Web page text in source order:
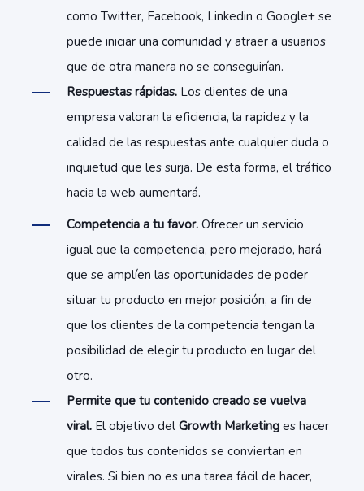
como Twitter, Facebook, Linkedin o Google+ se
puede iniciar una comunidad y atraer a usuarios
que de otra manera no se conseguirían.
Respuestas rápidas. Los clientes de una
empresa valoran la eficiencia, la rapidez y la
calidad de las respuestas ante cualquier duda o
inquietud que les surja. De esta forma, el tráfico
hacia la web aumentará.
Competencia a tu favor. Ofrecer un servicio
igual que la competencia, pero mejorado, hará
que se amplíen las oportunidades de poder
situar tu producto en mejor posición, a fin de
que los clientes de la competencia tengan la
posibilidad de elegir tu producto en lugar del
otro.
Permite que tu contenido creado se vuelva
viral. El objetivo del Growth Marketing es hacer
que todos tus contenidos se conviertan en
virales. Si bien no es una tarea fácil de hacer,